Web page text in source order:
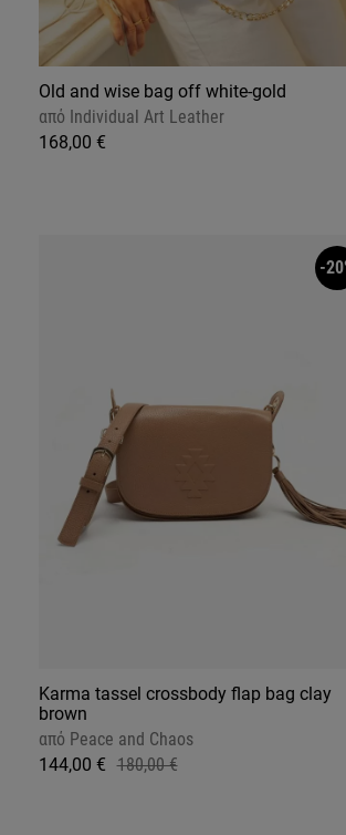
Old and wise bag off white-gold
από Individual Art Leather
168,00 €
Karma tassel crossbody flap bag clay
brown
από Peace and Chaos
144,00 € 180,00 €
-